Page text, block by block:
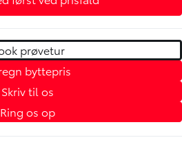
prøvetur
byttepris
Skriv til os
Ring os op